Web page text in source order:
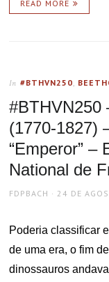
READ MORE
In #BTHVN250,
#BTHVN250
(1770-1827)
“Emperor” –
National de
AUTHOR
FDPBACH
POSTED
24 DE
Poderia classificar
de uma era, o fim
dinossauros